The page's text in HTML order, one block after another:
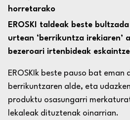
horretarako
EROSKI taldeak beste
urtean ‘berrikuntza irekiaren’
bezeroari irtenbideak
EROSKI k beste pauso bat eman
berrikuntzaren alde, eta
produktu osasungarri
lekaleak dituztenak oinarrian.